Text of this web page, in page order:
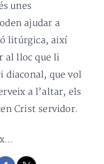
unes
ajudar a
litúrgica, així
al lloc que li
diaconal, que vol
a l’altar, els
Crist servidor.